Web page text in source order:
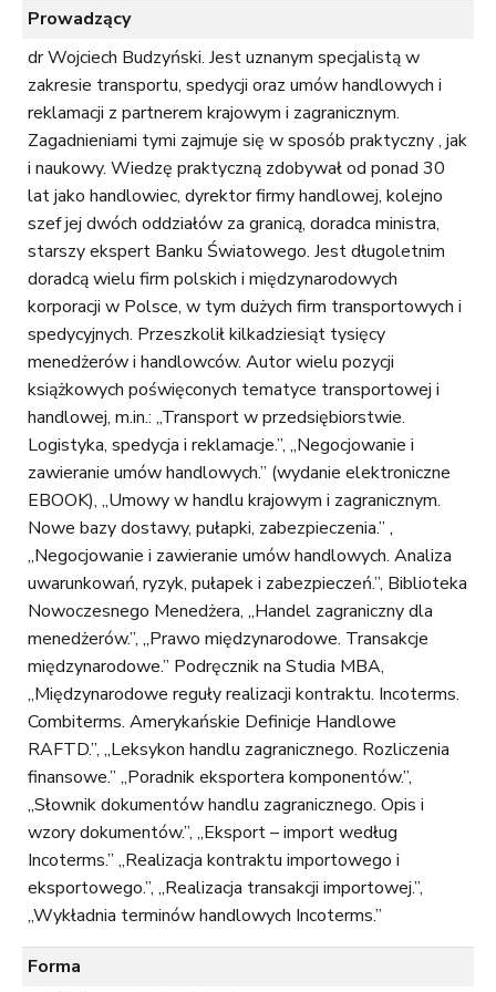
Prowadzący
dr Wojciech Budzyński. Jest uznanym specjalistą w
zakresie transportu, spedycji oraz umów handlowych i
reklamacji z partnerem krajowym i zagranicznym.
Zagadnieniami tymi zajmuje się w sposób praktyczny , jak
i naukowy. Wiedzę praktyczną zdobywał od ponad 30
lat jako handlowiec, dyrektor firmy handlowej, kolejno
szef jej dwóch oddziałów za granicą, doradca ministra,
starszy ekspert Banku Światowego. Jest długoletnim
doradcą wielu firm polskich i międzynarodowych
korporacji w Polsce, w tym dużych firm transportowych i
spedycyjnych. Przeszkolił kilkadziesiąt tysięcy
menedżerów i handlowców. Autor wielu pozycji
książkowych poświęconych tematyce transportowej i
handlowej, m.in.: „Transport w przedsiębiorstwie.
Logistyka, spedycja i reklamacje.”, „Negocjowanie i
zawieranie umów handlowych.” (wydanie elektroniczne
EBOOK), „Umowy w handlu krajowym i zagranicznym.
Nowe bazy dostawy, pułapki, zabezpieczenia.” ,
„Negocjowanie i zawieranie umów handlowych. Analiza
uwarunkowań, ryzyk, pułapek i zabezpieczeń.”, Biblioteka
Nowoczesnego Menedżera, „Handel zagraniczny dla
menedżerów.”, „Prawo międzynarodowe. Transakcje
międzynarodowe.” Podręcznik na Studia MBA,
„Międzynarodowe reguły realizacji kontraktu. Incoterms.
Combiterms. Amerykańskie Definicje Handlowe
RAFTD.”, „Leksykon handlu zagranicznego. Rozliczenia
finansowe.” „Poradnik eksportera komponentów.”,
„Słownik dokumentów handlu zagranicznego. Opis i
wzory dokumentów.”, „Eksport – import według
Incoterms.” „Realizacja kontraktu importowego i
eksportowego.”, „Realizacja transakcji importowej.”,
„Wykładnia terminów handlowych Incoterms.”
Forma